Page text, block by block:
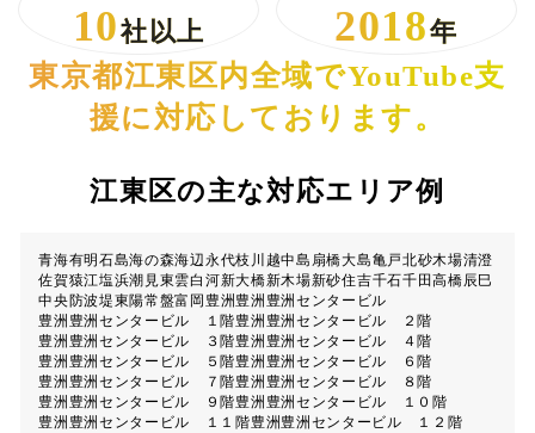
10社以上 2018年
東京都江東区内全域でYouTube支
援に対応しております。
江東区の主な対応エリア例
青海有明 石島海の森海辺永代枝川 越中島 扇橋大島亀戸北砂木場清澄
佐賀猿江塩浜潮見東雲白河新大橋新木場新砂住吉千石千田高橋辰巳
中央防波堤東陽常盤富岡 豊洲 豊洲豊洲センタービル
豊洲豊洲センタービル １階豊洲豊洲センタービル ２階
豊洲豊洲センタービル ３階豊洲豊洲センタービル ４階
豊洲豊洲センタービル ５階豊洲豊洲センタービル ６階
豊洲豊洲センタービル ７階豊洲豊洲センタービル ８階
豊洲豊洲センタービル ９階豊洲豊洲センタービル １０階
豊洲豊洲センタービル １１階豊洲豊洲センタービル １２階